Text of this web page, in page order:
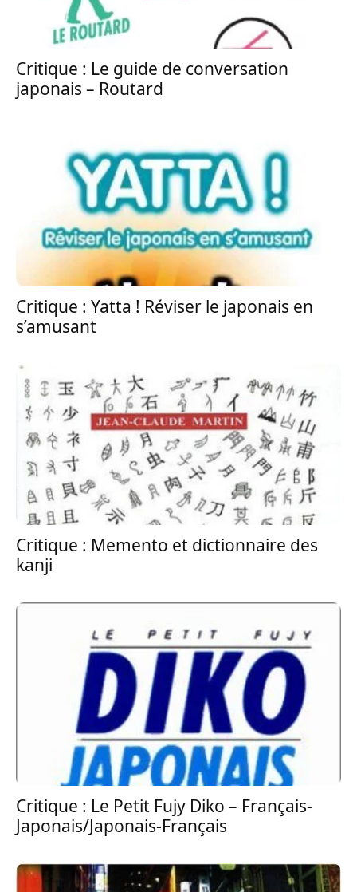
Critique : Le guide de conversation
japonais – Routard
Critique : Yatta ! Réviser le japonais en
s’amusant
Critique : Memento et dictionnaire des
kanji
Critique : Le Petit Fujy Diko – Français-
Japonais/Japonais-Français